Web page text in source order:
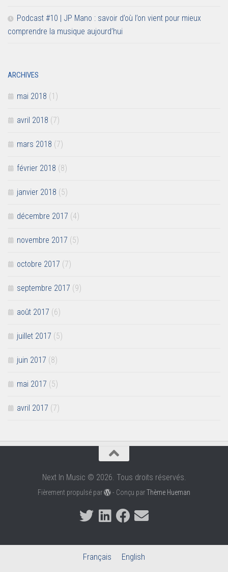
Podcast #10 | JP Mano : savoir d’où l’on vient pour mieux
comprendre la musique aujourd’hui
ARCHIVES
mai 2018 (1)
avril 2018 (7)
mars 2018 (7)
février 2018 (8)
janvier 2018 (5)
décembre 2017 (4)
novembre 2017 (5)
octobre 2017 (7)
septembre 2017 (9)
août 2017 (6)
juillet 2017 (5)
juin 2017 (8)
mai 2017 (5)
avril 2017 (7)
Next In Music © 2026. Tous droits réservés.
Fièrement propulsé par - Conçu parThème Hueman
Français English